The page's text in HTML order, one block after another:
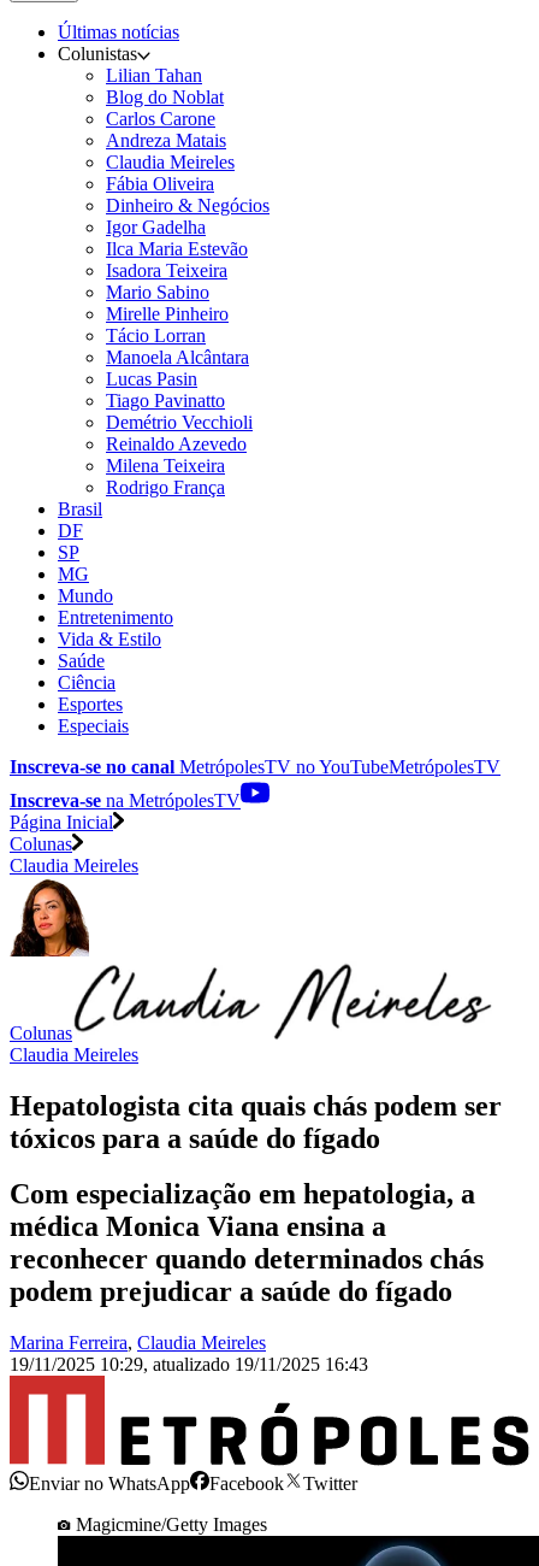
Últimas notícias
Colunistas
Lilian Tahan
Blog do Noblat
Carlos Carone
Andreza Matais
Claudia Meireles
Fábia Oliveira
Dinheiro & Negócios
Igor Gadelha
Ilca Maria Estevão
Isadora Teixeira
Mario Sabino
Mirelle Pinheiro
Tácio Lorran
Manoela Alcântara
Lucas Pasin
Tiago Pavinatto
Demétrio Vecchioli
Reinaldo Azevedo
Milena Teixeira
Rodrigo França
Brasil
DF
SP
MG
Mundo
Entretenimento
Vida & Estilo
Saúde
Ciência
Esportes
Especiais
Inscreva-se no canal MetrópolesTV noYouTubeMetrópolesTV
Inscreva-se na MetrópolesTV
Página Inicial
Colunas
Claudia Meireles
Colunas
Claudia Meireles
Hepatologista cita quais chás podem ser
tóxicos para a saúde do fígado
Com especialização em hepatologia, a
médica Monica Viana ensina a
reconhecer quando determinados chás
podem prejudicar a saúde do fígado
Marina Ferreira, Claudia Meireles
19/11/2025 10:29, atualizado 19/11/2025 16:43
Enviar no WhatsApp Facebook
Twitter
Magicmine/Getty Images